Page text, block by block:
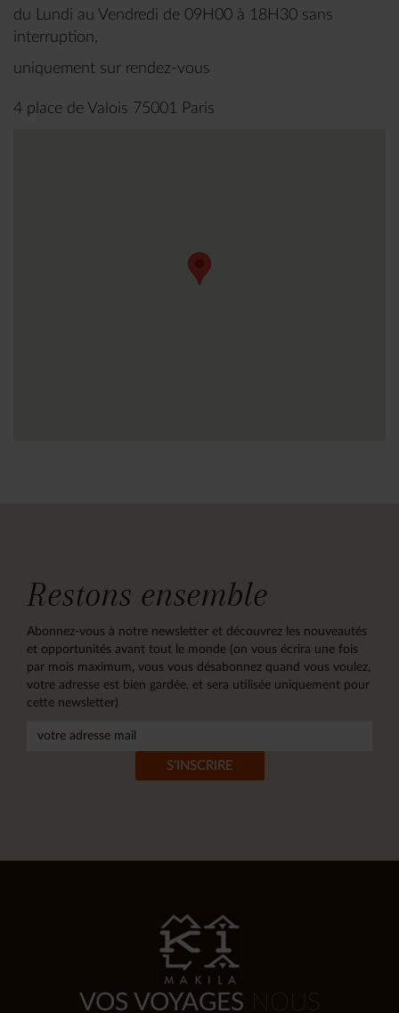
du Lundi au Vendredi de 09H00 à 18H30 sans
interruption,
uniquement sur rendez-vous
4 place de Valois 75001 Paris
Restons ensemble
Abonnez-vous à notre newsletter et découvrez les nouveautés
et opportunités avant tout le monde (on vous écrira une fois
par mois maximum, vous vous désabonnez quand vous voulez,
votre adresse est bien gardée, et sera utilisée uniquement pour
cette newsletter)
VOS VOYAGES NOUS